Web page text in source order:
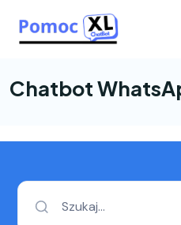
Chatbot
Szukaj...